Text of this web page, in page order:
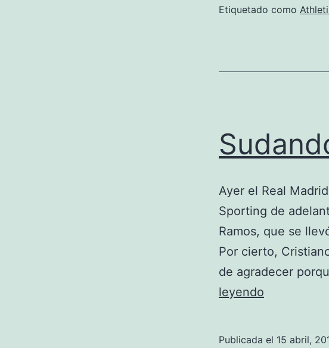
League
Etiquetado como
Ayer el Real
Sporting de
Ramos, que se
Por cierto,
de agradecer
leyendo
Publicada el 15 abril,